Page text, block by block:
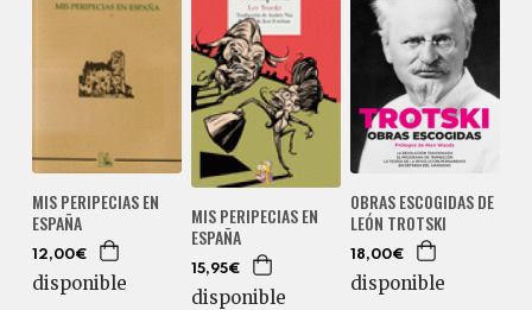
MIS PERIPECIAS EN
ESPAÑA
12,00€
disponible
MIS PERIPECIAS EN
ESPAÑA
15,95€
disponible
OBRAS ESCOGIDAS DE
LEÓN TROTSKI
18,00€
disponible